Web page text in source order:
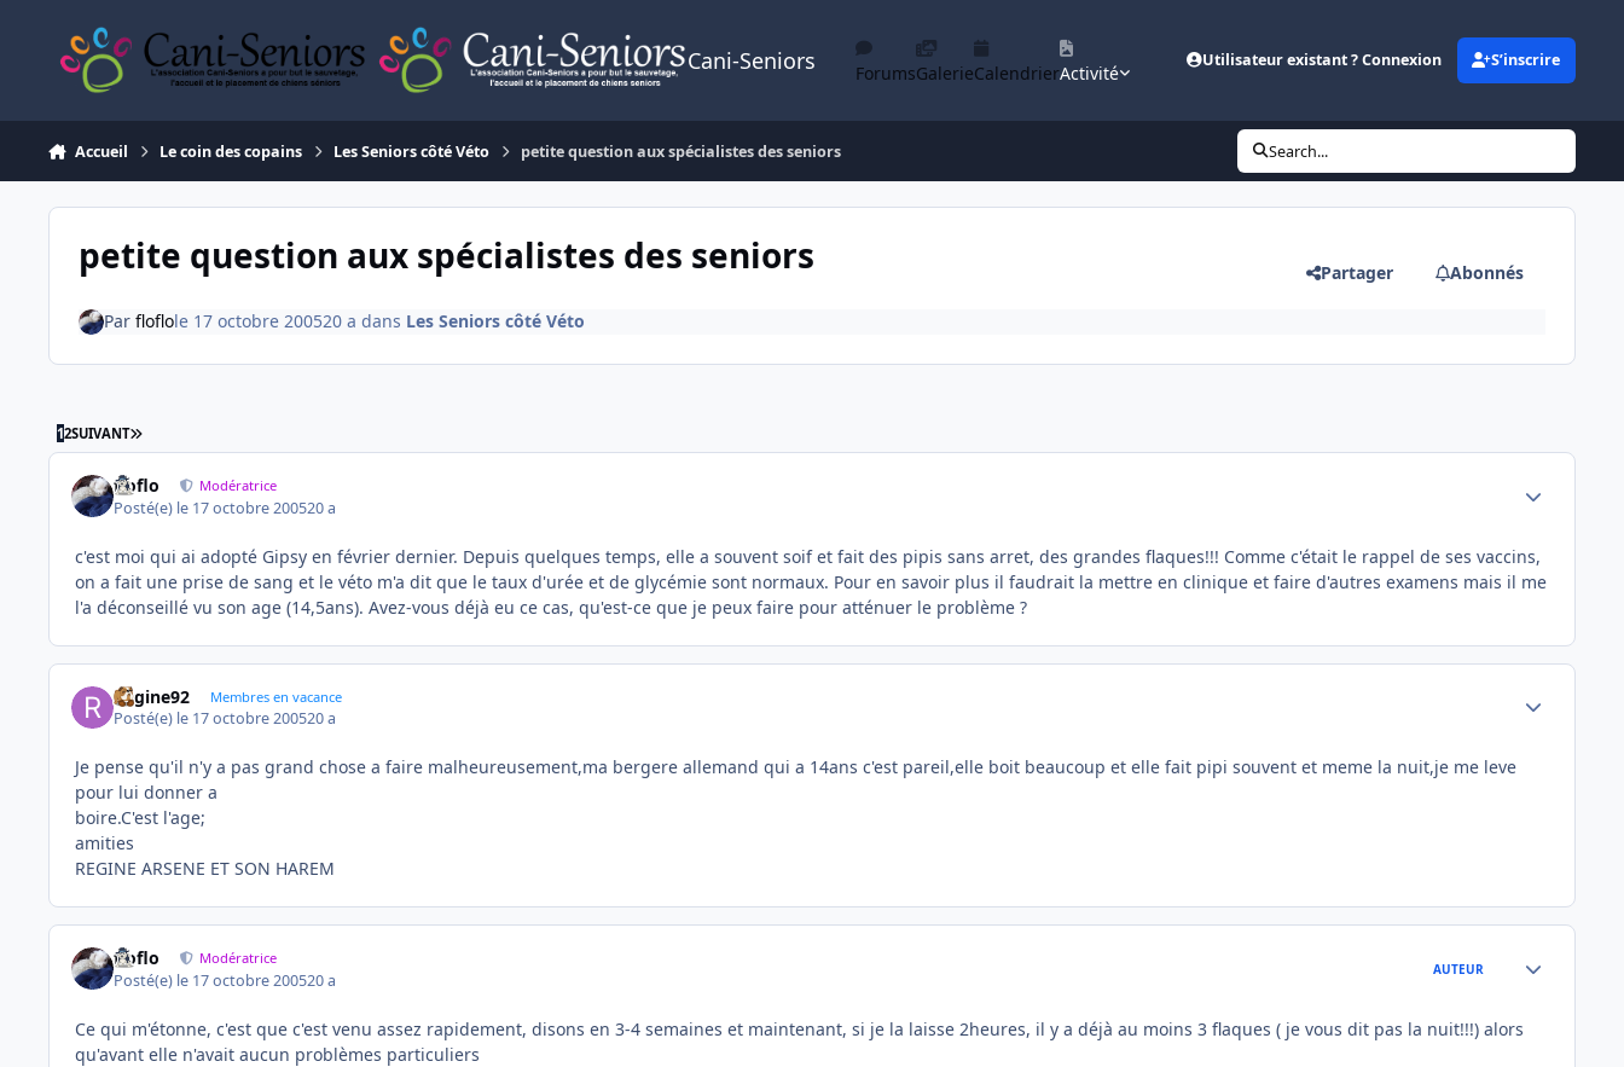
Cani-Seniors ForumsGalerieCalendrierActivité
Utilisateur existant ? Connexion S’inscrire
Accueil Le coin des copains Les Seniors côté Véto petite question aux spécialistes des seniors Search...
petite question aux spécialistes des seniors Partager Abonnés
Par floflole 17 octobre 200520 a dans Les Seniors côté Véto
12SUIVANT DERNIÈRE PAGE
floflo Modératrice
Posté(e) le 17 octobre 200520 a
c'est moi qui ai adopté Gipsy en février dernier. Depuis quelques temps, elle a souvent soif et fait des pipis sans arret, des grandes flaques!!! Comme c'était le rappel de ses vaccins,
on a fait une prise de sang et le véto m'a dit que le taux d'urée et de glycémie sont normaux. Pour en savoir plus il faudrait la mettre en clinique et faire d'autres examens mais il me
l'a déconseillé vu son age (14,5ans). Avez-vous déjà eu ce cas, qu'est-ce que je peux faire pour atténuer le problème ?
Regine92 Membres en vacance
Posté(e) le 17 octobre 200520 a
Je pense qu'il n'y a pas grand chose a faire malheureusement,ma bergere allemand qui a 14ans c'est pareil,elle boit beaucoup et elle fait pipi souvent et meme la nuit,je me leve
pour lui donner a
boire.C'est l'age;
amities
REGINE ARSENE ET SON HAREM
floflo Modératrice
Posté(e) le 17 octobre 200520 a
AUTEUR
Ce qui m'étonne, c'est que c'est venu assez rapidement, disons en 3-4 semaines et maintenant, si je la laisse 2heures, il y a déjà au moins 3 flaques ( je vous dit pas la nuit!!!) alors
qu'avant elle n'avait aucun problèmes particuliers